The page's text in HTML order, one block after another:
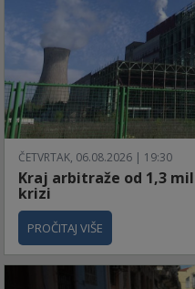
ČETVRTAK, 06.08.2026 | 19:30
Kraj arbitraže od 1,3
krizi
PROČITAJ VIŠE